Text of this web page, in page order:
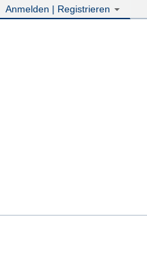
Anmelden | Registrieren